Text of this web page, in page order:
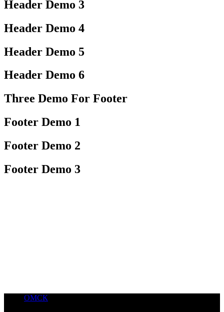
Header Demo 3
Header Demo 4
Header Demo 5
Header Demo 6
Three Demo For Footer
Footer Demo 1
Footer Demo 2
Footer Demo 3
ОМСК